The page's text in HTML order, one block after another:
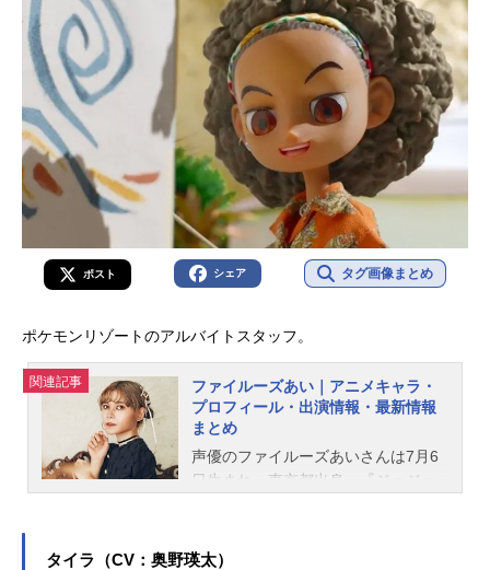
ポスト シェア タグ画像まとめ
ポケモンリゾートのアルバイトスタッフ。
関連記事
ファイルーズあい｜アニメキャラ・
プロフィール・出演情報・最新情報
まとめ
声優のファイルーズあいさんは7月6
日生まれ、東京都出身。『ジョジョ
～ジュ！プリキュア』の夏海まなつ
タイラ（CV：奥野瑛太）